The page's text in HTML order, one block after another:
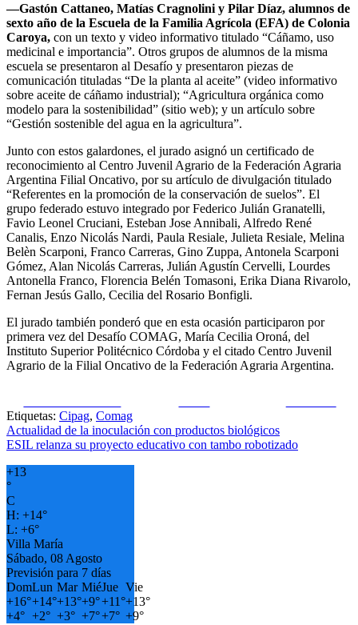
—Gastón Cattaneo, Matías Cragnolini y Pilar Díaz, alumnos de
sexto año de la Escuela de la Familia Agrícola (EFA) de Colonia
Caroya, con un texto y video informativo titulado “Cáñamo, uso
medicinal e importancia”. Otros grupos de alumnos de la misma
escuela se presentaron al Desafío y presentaron piezas de
comunicación tituladas “De la planta al aceite” (video informativo
sobre aceite de cáñamo industrial); “Agricultura orgánica como
modelo para la sostenibilidad” (sitio web); y un artículo sobre
“Gestión sostenible del agua en la agricultura”.
Junto con estos galardones, el jurado asignó un certificado de
reconocimiento al Centro Juvenil Agrario de la Federación Agraria
Argentina Filial Oncativo, por su artículo de divulgación titulado
“Referentes en la promoción de la conservación de suelos”. El
grupo federado estuvo integrado por Federico Julián Granatelli,
Favio Leonel Cruciani, Esteban Jose Annibali, Alfredo René
Canalis, Enzo Nicolás Nardi, Paula Resiale, Julieta Resiale, Melina
Belèn Scarponi, Franco Carreras, Gino Zuppa, Antonela Scarponi
Gómez, Alan Nicolás Carreras, Julián Agustín Cervelli, Lourdes
Antonella Franco, Florencia Belén Tomasoni, Erika Diana Rivarolo,
Fernan Jesús Gallo, Cecilia del Rosario Bonfigli.
El jurado también ponderó que en esta ocasión participaron por
primera vez del Desafío COMAG, María Cecilia Oroná, del
Instituto Superior Politécnico Córdoba y el citado Centro Juvenil
Agrario de la Filial Oncativo de la Federación Agraria Argentina.
Etiquetas: Cipag, Comag
Navegación
de
entradas
Actualidad de la inoculación con productos biológicos
ESIL relanza su proyecto educativo con tambo robotizado
+13
°
C
H: +14°
L: +6°
Villa María
Sábado, 08 Agosto
Previsión para 7 días
DomLun Mar MiéJue Vie
+16°+14°+13°+9°+11°+13°
+4° +2° +3° +7°+7° +9°